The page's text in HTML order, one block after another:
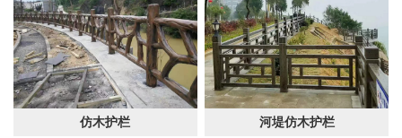
仿木护栏 河堤仿木护栏